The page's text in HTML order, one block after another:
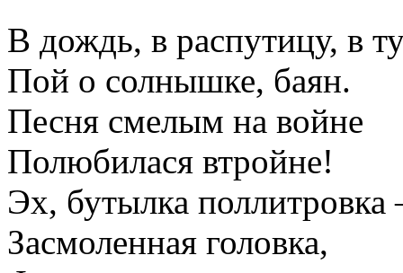
В дождь, в распутицу, в
Пой о солнышке, баян.
Песня смелым на войне
Полюбилася втройне!
Эх, бутылка поллитровка
Засмоленная головка,